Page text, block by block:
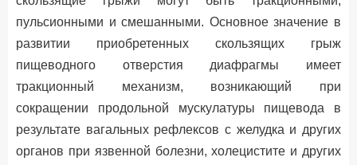
пульсионными и смешанными. Основное значение в
развитии приобретенных скользящих грыж
пищеводного отверстия диафрагмы имеет
тракционный механизм, возникающий при
сокращении продольной мускулатуры пищевода в
результате вагальных рефлексов с желудка и других
органов при язвенной болезни, холецистите и других